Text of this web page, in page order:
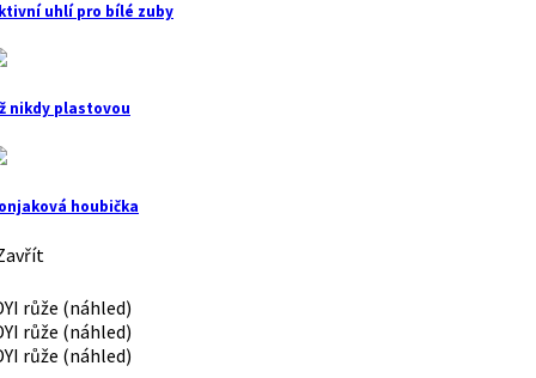
uhlí pro bílé zuby
nikdy plastovou
houbička